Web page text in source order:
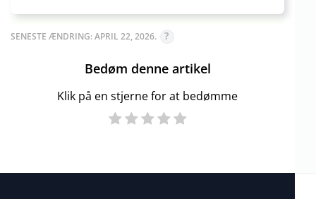
SENESTE ÆNDRING: APRIL 22, 2026.
Bedøm denne artikel
Klik på en stjerne for at bedømme